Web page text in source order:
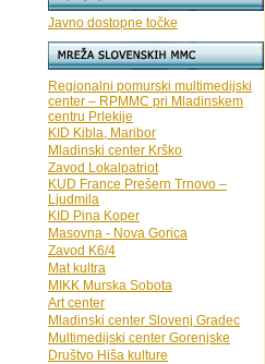
Javno dostopne točke
Regionalni pomurski multimedijski
center – RPMMC pri Mladinskem
centru Prlekije
KID Kibla, Maribor
Mladinski center Krško
Zavod Lokalpatriot
KUD France Prešern Trnovo –
Ljudmila
KID Pina Koper
Masovna - Nova Gorica
Zavod K6/4
Mat kultra
MIKK Murska Sobota
Art center
Mladinski center Slovenj Gradec
Multimedijski center Gorenjske
Društvo Hiša kulture